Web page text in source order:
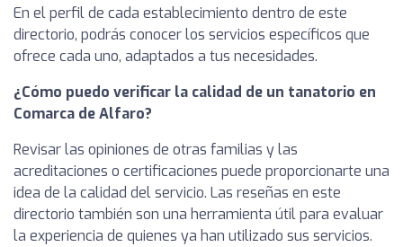
En el perfil de cada establecimiento dentro de este
directorio, podrás conocer los servicios específicos que
ofrece cada uno, adaptados a tus necesidades.
¿Cómo puedo verificar la calidad de un tanatorio en
Comarca de Alfaro?
Revisar las opiniones de otras familias y las
acreditaciones o certificaciones puede proporcionarte una
idea de la calidad del servicio. Las reseñas en este
directorio también son una herramienta útil para evaluar
la experiencia de quienes ya han utilizado sus servicios.